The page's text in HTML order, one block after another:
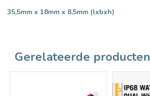
35,5mm x 18mm x 8,5mm (lxbxh)
Gerelateerde producten